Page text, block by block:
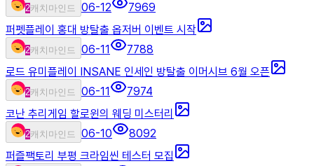
2캐치마인드 06-12
7969
퍼펫플레이 홍대 방탈출 옵저버 이벤트 시작
2캐치마인드 06-11
7788
로드 유미플레이 INSANE 인세인 방탈출 이머시브 6월 오픈
2캐치마인드 06-11
7974
코난 추리게임 할로윈의 웨딩 미스터리
2캐치마인드 06-10
8092
퍼즐팩토리 부평 크라임씬 테스터 모집